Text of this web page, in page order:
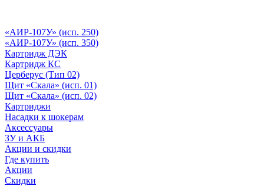
«АИР-107У» (исп. 250)
«АИР-107У» (исп. 350)
Картридж ДЭК
Картридж КС
Церберус (Тип 02)
Щит «Скала» (исп. 01)
Щит «Скала» (исп. 02)
Картриджи
Насадки к шокерам
Аксессуары
ЗУ и АКБ
Акции и скидки
Где купить
Акции
Скидки